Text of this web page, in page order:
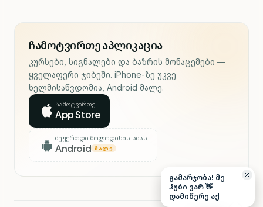
ჩამოტვირთე აპლიკაცია
კურსები, სიგნალები და ბაზრის მონაცემები —
ყველაფერი ჯიბეში. iPhone-ზე უკვე
ხელმისაწვდომია, Android მალე.
ჩამოტვირთე
App Store
შეუერთდი მოლოდინის სიას
Android ᲛᲐᲚᲔ
გამარჯობა! მე
ჰუბი ვარ 👋
დამიწერე აქ